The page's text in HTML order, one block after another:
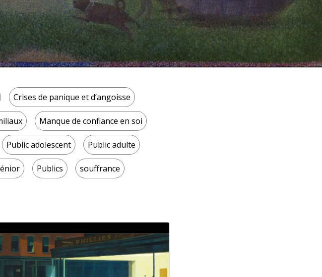
Crises de panique et d’angoisse
Manque de confiance en soi
Public adolescent Public adulte
Publics souffrance